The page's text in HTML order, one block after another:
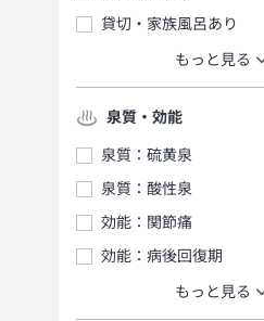
貸切・家族風呂あり
もっと見る
泉質・効能
泉質：硫黄泉
泉質：酸性泉
効能：関節痛
効能：病後回復期
もっと見る